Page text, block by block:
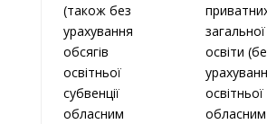
(також без
урахування
обсягів
освітньої
субвенції
обласним
освіти
освітньої